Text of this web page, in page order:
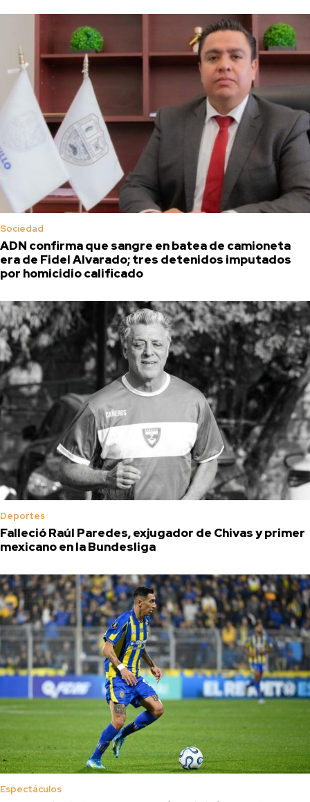
Sociedad
ADN confirma que sangre en batea de camioneta
era de Fidel Alvarado; tres detenidos imputados
por homicidio calificado
Deportes
Falleció Raúl Paredes, exjugador de Chivas y primer
mexicano en la Bundesliga
Espectáculos